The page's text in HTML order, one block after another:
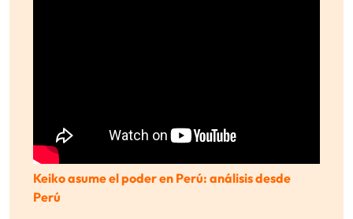
Keiko asume el poder en Perú: análisis desde
Perú